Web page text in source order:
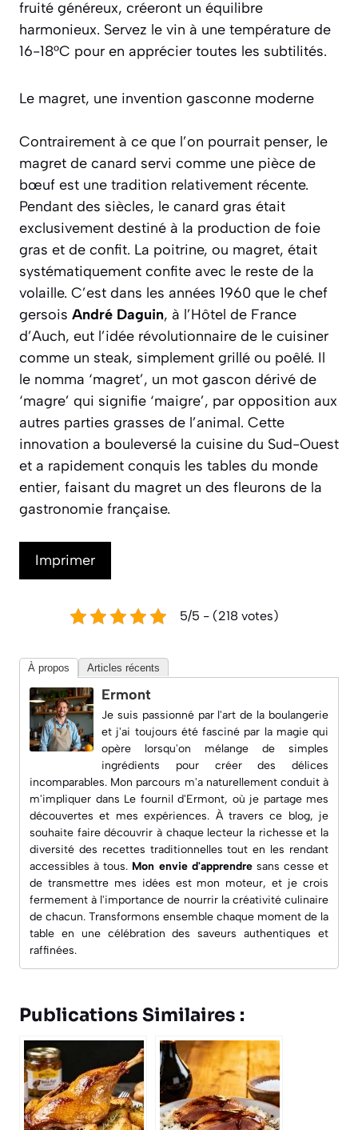
fruité généreux, créeront un équilibre
harmonieux. Servez le vin à une température de
16-18°C pour en apprécier toutes les subtilités.
Le magret, une invention gasconne moderne
Contrairement à ce que l’on pourrait penser, le
magret de canard servi comme une pièce de
bœuf est une tradition relativement récente.
Pendant des siècles, le canard gras était
exclusivement destiné à la production de foie
gras et de confit. La poitrine, ou magret, était
systématiquement confite avec le reste de la
volaille. C’est dans les années 1960 que le chef
gersois André Daguin, à l’Hôtel de France
d’Auch, eut l’idée révolutionnaire de le cuisiner
comme un steak, simplement grillé ou poêlé. Il
le nomma ‘magret’, un mot gascon dérivé de
‘magre’ qui signifie ‘maigre’, par opposition aux
autres parties grasses de l’animal. Cette
innovation a bouleversé la cuisine du Sud-Ouest
et a rapidement conquis les tables du monde
entier, faisant du magret un des fleurons de la
gastronomie française.
Imprimer
5/5 - (218 votes)
À propos Articles récents
Ermont
Je suis passionné par l'art de la boulangerie
et j'ai toujours été fasciné par la magie qui
opère lorsqu'on mélange de simples
ingrédients pour créer des délices
incomparables. Mon parcours m'a naturellement conduit à
m'impliquer dans Le fournil d'Ermont, où je partage mes
découvertes et mes expériences. À travers ce blog, je
souhaite faire découvrir à chaque lecteur la richesse et la
diversité des recettes traditionnelles tout en les rendant
accessibles à tous. Mon envie d'apprendresans cesse et
de transmettre mes idées est mon moteur, et je crois
fermement à l'importance de nourrir la créativité culinaire
de chacun. Transformons ensemble chaque moment de la
table en une célébration des saveurs authentiques et
raffinées.
Publications Similaires :